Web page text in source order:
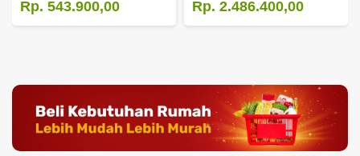
Rp. 543.900,00 Rp. 2.486.400,00